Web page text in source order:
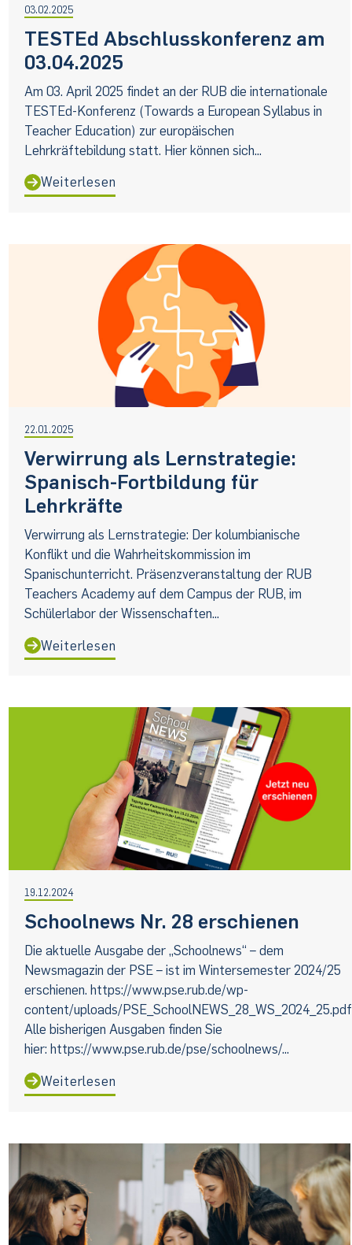
03.02.2025
TESTEd Abschlusskonferenz am
03.04.2025
Am 03. April 2025 findet an der RUB die internationale
TESTEd-Konferenz (Towards a European Syllabus in
Teacher Education) zur europäischen
Lehrkräftebildung statt. Hier können sich...
Weiterlesen
22.01.2025
Verwirrung als Lernstrategie:
Spanisch-Fortbildung für
Lehrkräfte
Verwirrung als Lernstrategie: Der kolumbianische
Konflikt und die Wahrheitskommission im
Spanischunterricht. Präsenzveranstaltung der RUB
Teachers Academy auf dem Campus der RUB, im
Schülerlabor der Wissenschaften...
Weiterlesen
19.12.2024
Schoolnews Nr. 28 erschienen
Die aktuelle Ausgabe der „Schoolnews“ – dem
Newsmagazin der PSE – ist im Wintersemester 2024/25
erschienen. https://www.pse.rub.de/wp-
content/uploads/PSE_SchoolNEWS_28_WS_2024_25.pdf
Alle bisherigen Ausgaben finden Sie
hier: https://www.pse.rub.de/pse/schoolnews/...
Weiterlesen